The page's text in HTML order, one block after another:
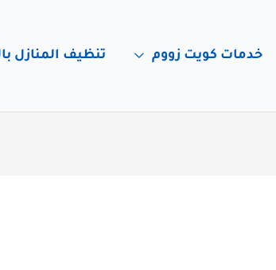
خدمات كويت زووم تنظيف المنازل